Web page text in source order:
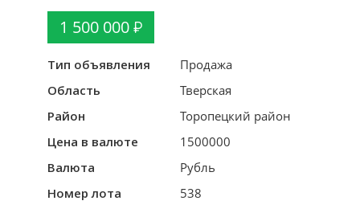
1 500 000
Тип объявления
Продажа
Область
Тверская
Район
Торопецкий район
Цена в валюте
1500000
Валюта
Рубль
Номер лота
538